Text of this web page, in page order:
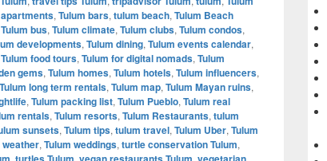
, Tulum bars, tulum beach, Tulum Beach
Tulum bus, Tulum climate, Tulum clubs, Tulum condos,
developments, Tulum dining, Tulum events calendar,
Tulum food tours, Tulum for digital nomads, Tulum
gems, Tulum homes, Tulum hotels, Tulum influencers,
Tulum long term rentals, Tulum map, Tulum Mayan ruins,
, Tulum packing list, Tulum Pueblo, Tulum real
rentals, Tulum resorts, Tulum Restaurants, tulum
sunsets, Tulum tips, tulum travel, Tulum Uber, Tulum
weather, Tulum weddings, turtle conservation Tulum,